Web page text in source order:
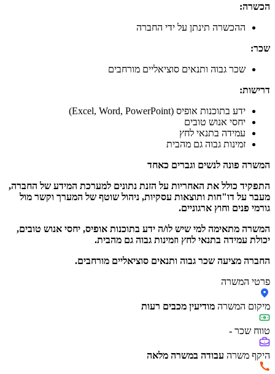
הכשרה:
ההכשרה תינתן על ידי החברה
שכר:
שכר גבוה ותנאים סוציאליים מורחבים
דרישות:
ידע בתוכנות אופיס (Excel, Word, PowerPoint)
יחסי אנוש טובים
עמידה בתנאי לחץ
זמינות גבוה גם מהבית
המשרה פונה לנשים וגברים כאחד
התפקיד כולל את האחריות על הזנת נתונים למערכת המידע של החברה,
מעבר על דו"חות ותוצאות עסקיות, ניהול שוטף של המערך וקשר מול
גורמי פנים וחוץ ארגוניים.
המשרה מתאימה למי שיש לו/ה ידע בתוכנות אופיס, יחסי אנוש טובים,
יכולת עמידה בתנאי לחץ וזמינות גבוה גם מהבית.
החברה מציעה שכר גבוה ותנאים סוציאליים מורחבים.
פרטי המשרה
מיקום המשרה מודיעין מכבים רעות
טווח שכר -
היקף משרה עבודה במשרה מלאה